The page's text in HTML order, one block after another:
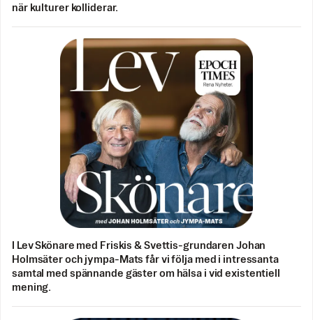
när kulturer kolliderar.
I Lev Skönare med Friskis & Svettis-grundaren Johan
Holmsäter och jympa-Mats får vi följa med i intressanta
samtal med spännande gäster om hälsa i vid existentiell
mening.